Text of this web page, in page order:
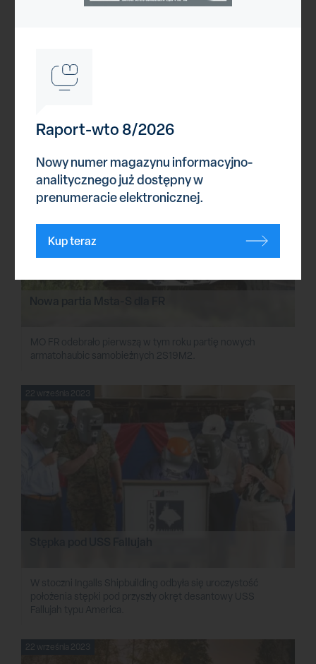
47. pakiet pomocy dla Ukrainy
MO FR odebrało pierwszą w tym roku partię nowych
armatohaubic samobieżnych 2S19M2.
22 września 2023
W stoczni Ingalls Shipbuilding odbyła się uroczystość
położenia stępki pod przyszły okręt desantowy USS
Fallujah typu America.
22 września 2023
Raport-wto 8/2026
Nowy numer magazynu informacyjno-
analitycznego już dostępny w
prenumeracie elektronicznej.
Kup teraz